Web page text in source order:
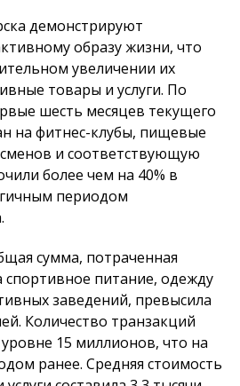
демонстрируют
образу жизни, что
увеличении их
товары и услуги. По
шесть месяцев текущего
на фитнес-клубы, пищевые
и соответствующую
более чем на 40% в
периодом
сумма, потраченная
питание, одежду
заведений, превысила
Количество транзакций
15 миллионов, что на
ранее. Средняя стоимость